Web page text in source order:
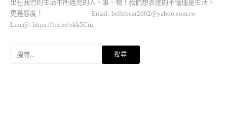
出在我們的生活中所遇見的人、事、物！我們想表達的不僅僅是生活，
更是態度！ Email: bellebear2002@yahoo.com.tw
Line@: https://lin.ee/ekk5Ciu